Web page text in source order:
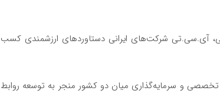
آی.سی.تی شرکت‌های ایرانی دستاوردهای ارزشمندی کسب
تخصصی و سرمایه‌گذاری میان دو کشور منجر به توسعه روابط